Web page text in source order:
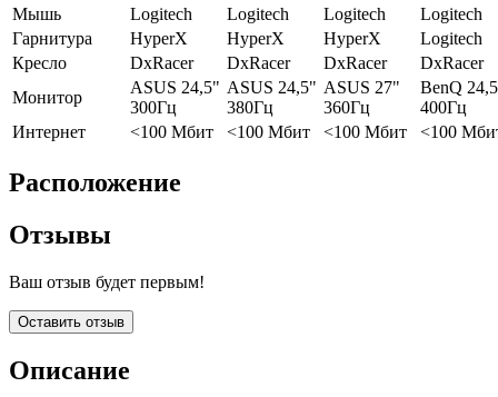
Мышь
Logitech Logitech Logitech
Logitech
Гарнитура
HyperX HyperX HyperX
Logitech
Кресло
DxRacer DxRacer DxRacer
DxRacer
Монитор
ASUS 24,5"
300Гц
ASUS 24,5"
380Гц
ASUS 27"
360Гц
BenQ
400Гц
Интернет
<100 Мбит <100 Мбит <100 Мбит <100
Расположение
Отзывы
Ваш отзыв будет первым!
Оставить отзыв
Описание